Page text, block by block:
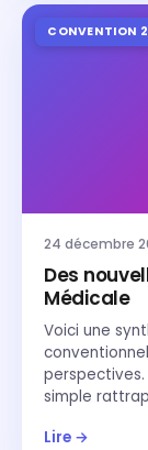
CONVENTION
24 décembre
Des
Médicale
Voici une
perspectives.
simple
Lire →